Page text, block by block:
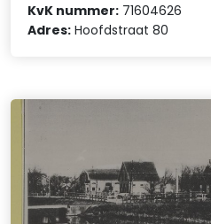
KvK nummer: 71604626
Adres: Hoofdstraat 80